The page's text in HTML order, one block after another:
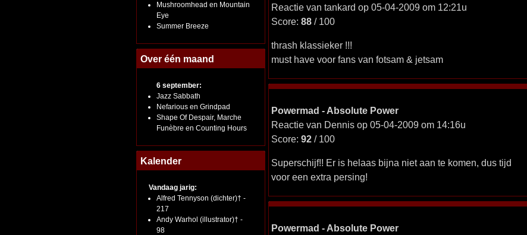
Mushroomhead en Mountain
Eye
Summer Breeze
Over één maand
6 september:
Jazz Sabbath
Nefarious en Grindpad
Shape Of Despair, Marche
Funèbre en Counting Hours
Kalender
Vandaag jarig:
Alfred Tennyson (dichter)† -
217
Andy Warhol (illustrator)† -
98
Reactie van tankard op 05-04-2009 om 12:21u
Score: 88/ 100
thrash klassieker !!!
must have voor fans van fotsam & jetsam
Powermad - Absolute Power
Reactie van Dennis op 05-04-2009 om 14:16u
Score: 92/ 100
Superschijf!! Er is helaas bijna niet aan te komen, dus tijd
voor een extra persing!
Powermad - Absolute Power